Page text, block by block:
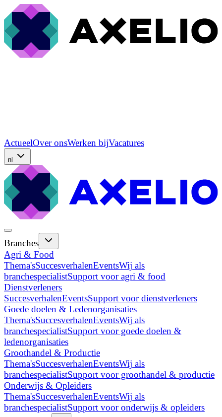
ActueelOver onsWerken bijVacatures
nl
Branches
Agri & Food
Thema'sSuccesverhalenEventsWij als
branchespecialistSupport voor agri & food
Dienstverleners
SuccesverhalenEventsSupport voor dienstverleners
Goede doelen & Ledenorganisaties
Thema'sSuccesverhalenEventsWij als
branchespecialistSupport voor goede doelen &
ledenorganisaties
Groothandel & Productie
Thema'sSuccesverhalenEventsWij als
branchespecialistSupport voor groothandel & productie
Onderwijs & Opleiders
Thema'sSuccesverhalenEventsWij als
branchespecialistSupport voor onderwijs & opleiders